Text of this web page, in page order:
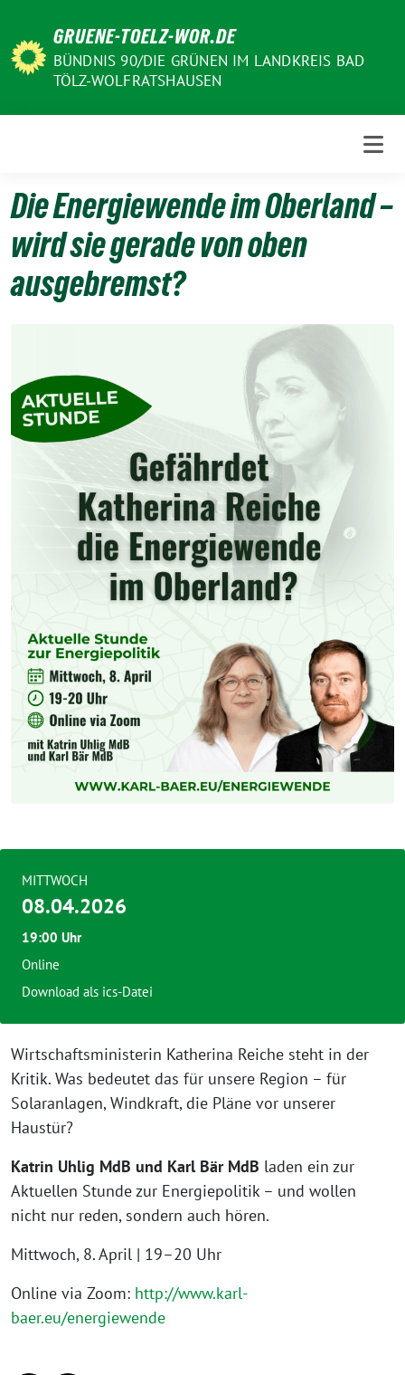
zum
Inhalt
GRUENE-TOELZ-WOR.DE
BÜNDNIS 90/DIE GRÜNEN IM LANDKREIS BAD
TÖLZ-WOLFRATSHAUSEN
Die Energiewende im Oberland –
wird sie gerade von oben
ausgebremst?
Wirtschaftsministerin Katherina Reiche steht in der
Kritik. Was bedeutet das für unsere Region – für
Solaranlagen, Windkraft, die Pläne vor unserer
Haustür?
Katrin Uhlig MdB und Karl Bär MdB laden ein zur
Aktuellen Stunde zur Energiepolitik – und wollen
nicht nur reden, sondern auch hören.
Mittwoch, 8. April | 19–20 Uhr
Online via Zoom: http://www.karl-
baer.eu/energiewende
MITTWOCH
08.04.2026
19:00 Uhr
Online
Download als ics-Datei